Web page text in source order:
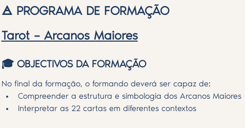
🜁 PROGRAMA DE FORMAÇÃO
Tarot – Arcanos Maiores
🎓 OBJECTIVOS DA FORMAÇÃO
No final da formação, o formando deverá ser capaz de:
Compreender a estrutura e simbologia dos Arcanos Maiores
Interpretar as 22 cartas em diferentes contextos